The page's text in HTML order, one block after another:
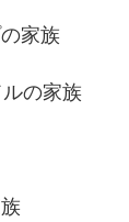
家族
の家族